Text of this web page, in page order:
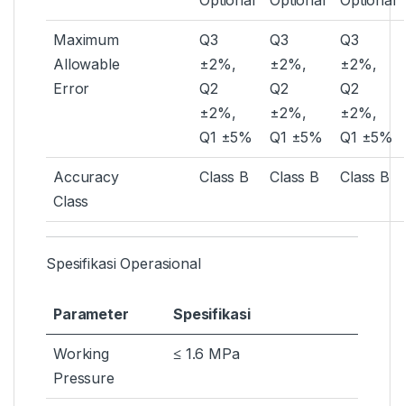
Maximum
Allowable
Error
Q3
±2%,
Q2
±2%,
Q1 ±5%
Q3
±2%,
Q2
±2%,
Q1 ±5%
Q3
±2%,
Q2
±2%,
Q1 ±5%
Accuracy
Class
Class B Class B Class B
Spesifikasi Operasional
Parameter Spesifikasi
Working
Pressure
≤ 1.6 MPa